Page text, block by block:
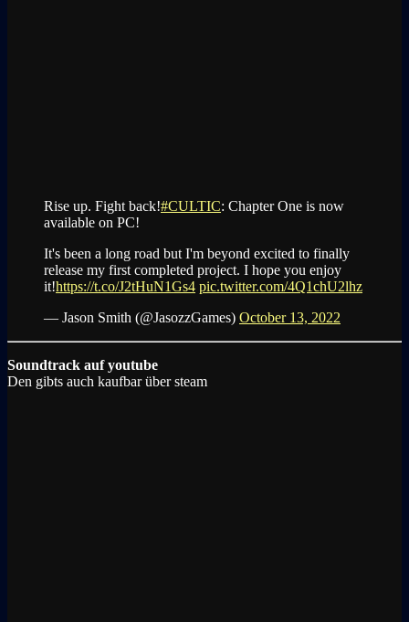
Rise up. Fight back!#CULTIC: Chapter One is now
available on PC!
It's been a long road but I'm beyond excited to finally
release my first completed project. I hope you enjoy
it!https://t.co/J2tHuN1Gs4 pic.twitter.com/4Q1chU2lhz
— Jason Smith (@JasozzGames) October 13, 2022
Soundtrack auf youtube
Den gibts auch kaufbar über steam